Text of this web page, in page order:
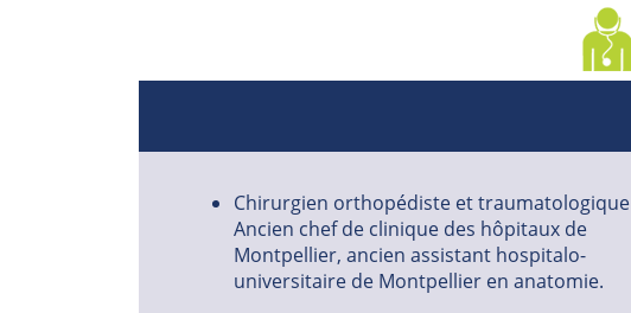
Chirurgien orthopédiste et traumatologique
Ancien chef de clinique des hôpitaux de
Montpellier, ancien assistant hospitalo-
universitaire de Montpellier en anatomie.